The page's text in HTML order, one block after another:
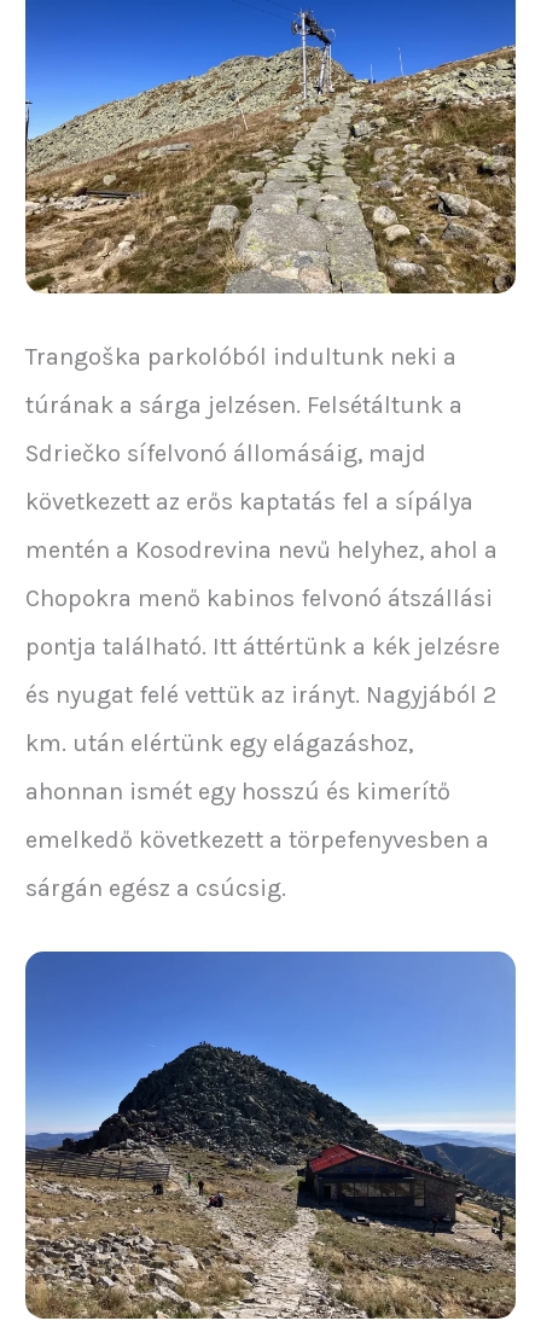
Trangoška parkolóból indultunk neki a
túrának a sárga jelzésen. Felsétáltunk a
Sdriečko sífelvonó állomásáig, majd
következett az erős kaptatás fel a sípálya
mentén a Kosodrevina nevű helyhez, ahol a
Chopokra menő kabinos felvonó átszállási
pontja található. Itt áttértünk a kék jelzésre
és nyugat felé vettük az irányt. Nagyjából 2
km. után elértünk egy elágazáshoz,
ahonnan ismét egy hosszú és kimerítő
emelkedő következett a törpefenyvesben a
sárgán egész a csúcsig.